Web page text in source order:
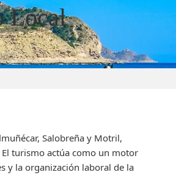
Local
Salobreña y Motril,
turismo actúa como un motor
y la organización laboral de la